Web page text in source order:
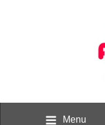
Menu